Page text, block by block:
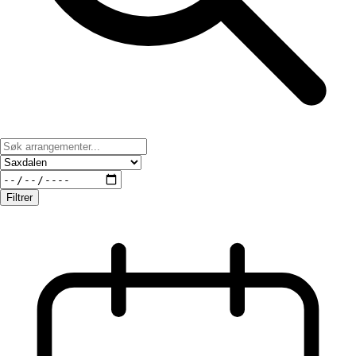
Filtrer